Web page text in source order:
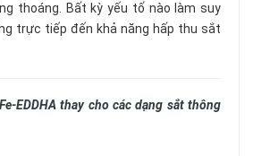
thoáng. Bất kỳ yếu tố nào làm suy
trực tiếp đến khả năng hấp thu sắt
EDDHA thay cho các dạng sắt thông